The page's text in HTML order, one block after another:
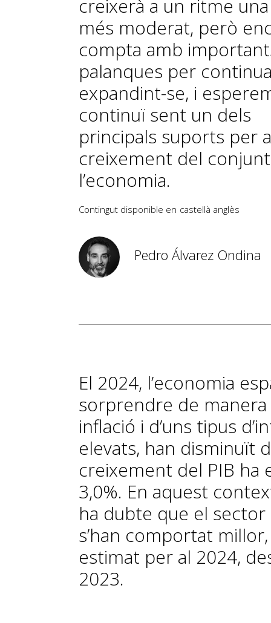
creixerà a un ritme
més moderat, però
compta amb
palanques per
expandint-se, i
continuï sent un dels
principals suports per
creixement del
l’economia.
Contingut disponible en castellà anglès
Pedro Álvarez Ondina
El 2024, l’economia
sorprendre de manera
inflació i d’uns tipus
elevats, han disminuït
creixement del PIB
3,0%. En aquest
ha dubte que el
s’han comportat
estimat per al 2024,
2023.